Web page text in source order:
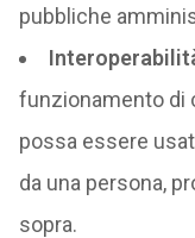
pubbliche
funzionamento di
possa essere
da una persona,
sopra.